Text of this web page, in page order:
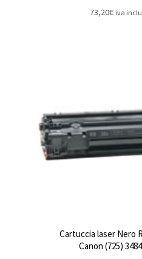
73,20€ iva
Cartuccia laser Nero
Canon (725)